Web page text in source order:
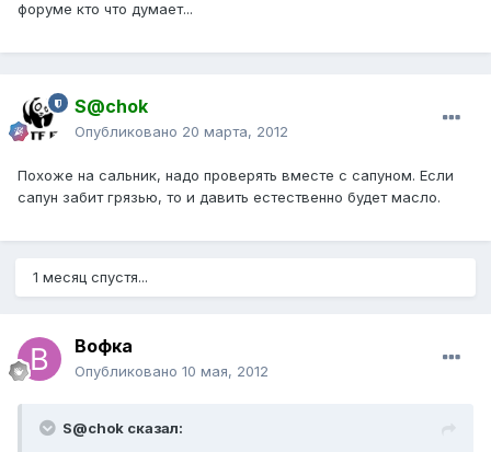
форуме кто что думает...
S@chok
Опубликовано 20 марта, 2012
Похоже на сальник, надо проверять вместе с сапуном. Если
сапун забит грязью, то и давить естественно будет масло.
1 месяц спустя...
Вофка
Опубликовано 10 мая, 2012
S@chok сказал: